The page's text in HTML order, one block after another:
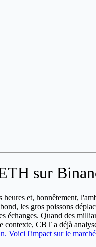
sur
et, honnêtement,
les gros poissons
échanges. Quand des
CBT a déjà
Voici l'impact sur le marché